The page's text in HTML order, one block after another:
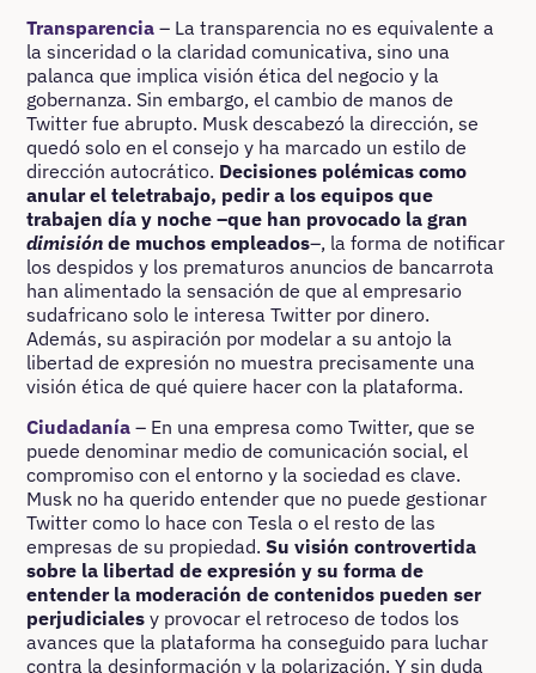
Transparencia – La transparencia no es equivalente a
la sinceridad o la claridad comunicativa, sino una
palanca que implica visión ética del negocio y la
gobernanza. Sin embargo, el cambio de manos de
Twitter fue abrupto. Musk descabezó la dirección, se
quedó solo en el consejo y ha marcado un estilo de
dirección autocrático. Decisiones polémicas como
anular el teletrabajo, pedir a los equipos que
trabajen día y noche –que han provocado la gran
dimisión de muchos empleados–, la forma de notificar
los despidos y los prematuros anuncios de bancarrota
han alimentado la sensación de que al empresario
sudafricano solo le interesa Twitter por dinero.
Además, su aspiración por modelar a su antojo la
libertad de expresión no muestra precisamente una
visión ética de qué quiere hacer con la plataforma.
Ciudadanía – En una empresa como Twitter, que se
puede denominar medio de comunicación social, el
compromiso con el entorno y la sociedad es clave.
Musk no ha querido entender que no puede gestionar
Twitter como lo hace con Tesla o el resto de las
empresas de su propiedad.Su visión controvertida
sobre la libertad de expresión y su forma de
entender la moderación de contenidos pueden ser
perjudiciales y provocar el retroceso de todos los
avances que la plataforma ha conseguido para luchar
contra la desinformación y la polarización. Y sin duda